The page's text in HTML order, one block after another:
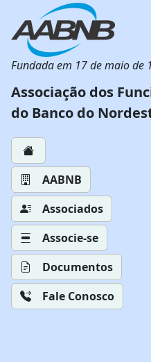
Fundada em 17 de maio de
Associação dos
do Banco do
AABNB
Associados
Associe-se
Documentos
Fale Conosco